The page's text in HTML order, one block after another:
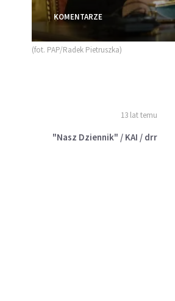
KOMENTARZE
(fot. PAP/Radek Pietruszka)
13 lat temu
"Nasz Dziennik" / KAI / drr